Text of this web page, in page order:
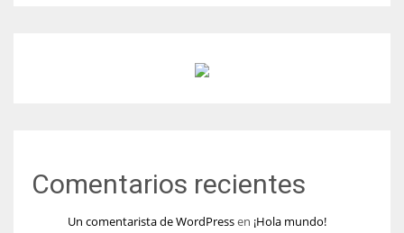
Comentarios recientes
Un comentarista de WordPressen ¡Hola mundo!